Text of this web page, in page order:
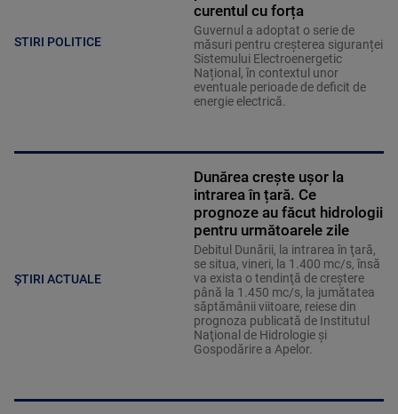
STIRI POLITICE
curentul cu forța
Guvernul a adoptat o serie de
măsuri pentru creșterea siguranței
Sistemului Electroenergetic
Național, în contextul unor
eventuale perioade de deficit de
energie electrică.
ȘTIRI ACTUALE
Dunărea crește ușor la
intrarea în țară. Ce
prognoze au făcut hidrologii
pentru următoarele zile
Debitul Dunării, la intrarea în ţară,
se situa, vineri, la 1.400 mc/s, însă
va exista o tendinţă de creştere
până la 1.450 mc/s, la jumătatea
săptămânii viitoare, reiese din
prognoza publicată de Institutul
Naţional de Hidrologie şi
Gospodărire a Apelor.